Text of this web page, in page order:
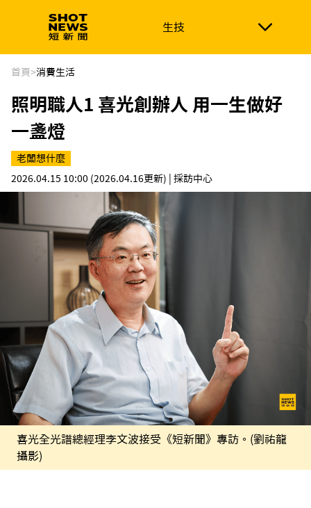
生技
生技 政治
新南向 體育
首頁>消費生活
照明職人1 喜光創辦人 用一生做好
一盞燈
老闆想什麼
2026.04.15 10:00 (2026.04.16更新) | 採訪中心
喜光全光譜總經理李文波接受《短新聞》專訪。(劉祐龍
攝影)